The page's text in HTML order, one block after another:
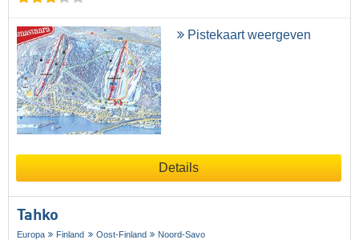
Pistekaart weergeven
Details
Tahko
Europa Finland Oost-Finland Noord-Savo